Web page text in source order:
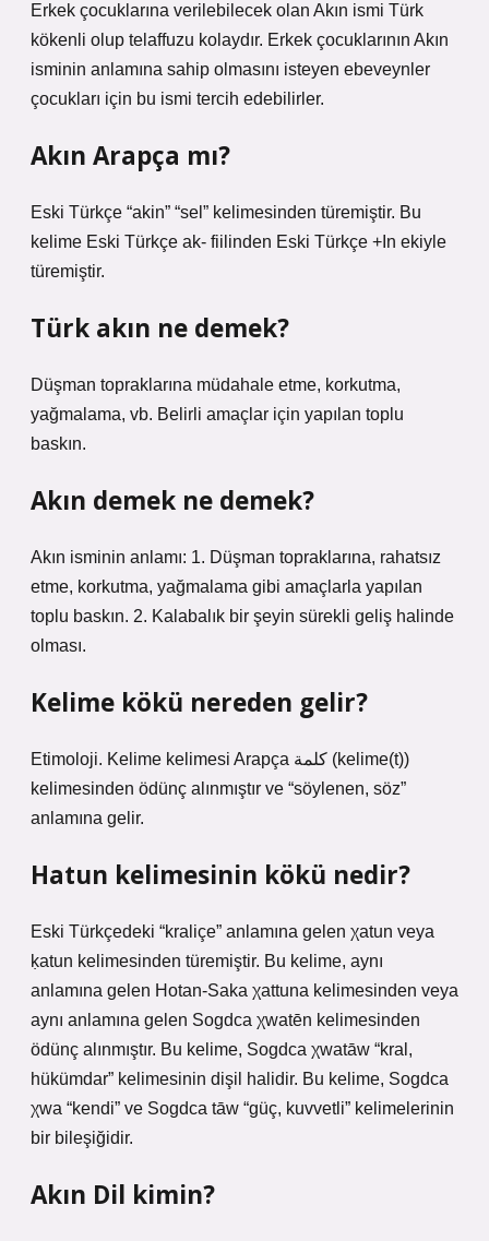
Erkek çocuklarına verilebilecek olan Akın ismi Türk
kökenli olup telaffuzu kolaydır. Erkek çocuklarının Akın
isminin anlamına sahip olmasını isteyen ebeveynler
çocukları için bu ismi tercih edebilirler.
Akın Arapça mı?
Eski Türkçe “akin” “sel” kelimesinden türemiştir. Bu
kelime Eski Türkçe ak- fiilinden Eski Türkçe +In ekiyle
türemiştir.
Türk akın ne demek?
Düşman topraklarına müdahale etme, korkutma,
yağmalama, vb. Belirli amaçlar için yapılan toplu
baskın.
Akın demek ne demek?
Akın isminin anlamı: 1. Düşman topraklarına, rahatsız
etme, korkutma, yağmalama gibi amaçlarla yapılan
toplu baskın. 2. Kalabalık bir şeyin sürekli geliş halinde
olması.
Kelime kökü nereden gelir?
Etimoloji. Kelime kelimesi Arapça كلمة (kelime(t))
kelimesinden ödünç alınmıştır ve “söylenen, söz”
anlamına gelir.
Hatun kelimesinin kökü nedir?
Eski Türkçedeki “kraliçe” anlamına gelen χatun veya
ḳatun kelimesinden türemiştir. Bu kelime, aynı
anlamına gelen Hotan-Saka χattuna kelimesinden veya
aynı anlamına gelen Sogdca χwatēn kelimesinden
ödünç alınmıştır. Bu kelime, Sogdca χwatāw “kral,
hükümdar” kelimesinin dişil halidir. Bu kelime, Sogdca
χwa “kendi” ve Sogdca tāw “güç, kuvvetli” kelimelerinin
bir bileşiğidir.
Akın Dil kimin?